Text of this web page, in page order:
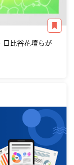
日比谷花壇らが